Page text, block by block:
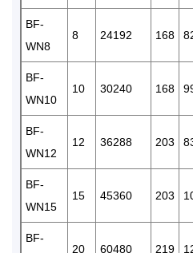
BF-
WN8
8 24192 168
BF-
WN10
10 30240 168
BF-
WN12
12 36288 203
BF-
WN15
15 45360 203
BF-
20 60480 219